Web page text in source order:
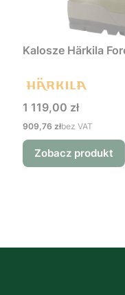
Kalosze Härkila
Cena
1 119,00 zł
Cena
909,76 złbez VAT
Zobacz produkt